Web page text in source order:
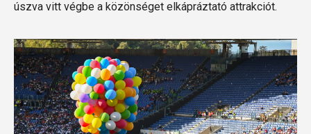
úszva vitt végbe a közönséget elkápráztató attrakciót.